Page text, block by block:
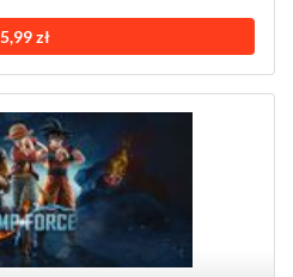
5,99 zł